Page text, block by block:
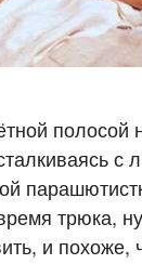
полосой
с
трюка,
и похоже,